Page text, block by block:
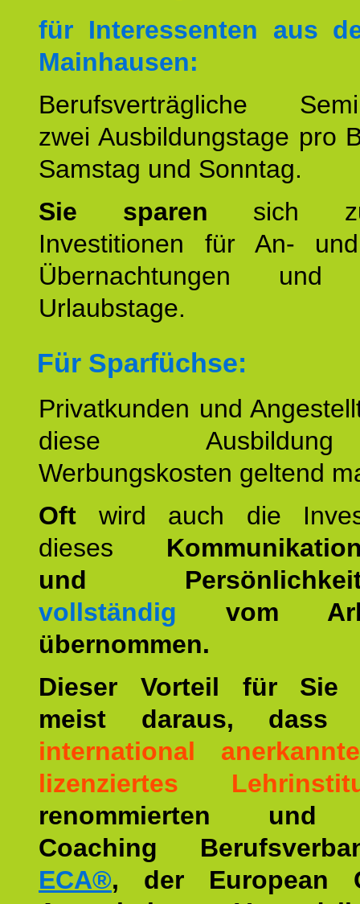
für Interessenten aus
Mainhausen:
Berufsverträgliche
zwei Ausbildungstage pro
Samstag und Sonntag.
Sie sparen sich
Investitionen für An-
Übernachtungen und
Urlaubstage.
Für Sparfüchse:
Privatkunden und
diese
Werbungskosten geltend
Oft wird auch die
dieses
und
vollständig vom
übernommen.
Dieser Vorteil für Sie
meist daraus,
international
lizenziertes
renommierten und
Coaching
ECA®, der European